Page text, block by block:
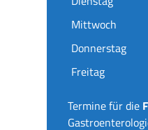
Mittwoch
Donnerstag
Freitag
Termine für die